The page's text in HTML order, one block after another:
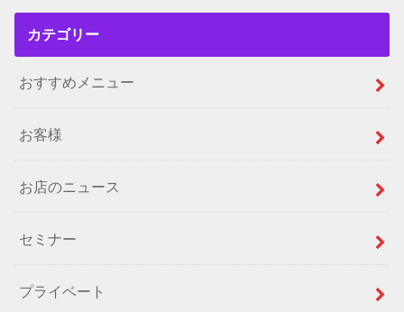
カテゴリー
おすすめメニュー
お客様
お店のニュース
セミナー
プライベート